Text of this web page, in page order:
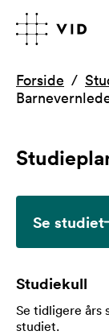
Forside
Se studiet
Studiekull
Se tidligere års
studiet.